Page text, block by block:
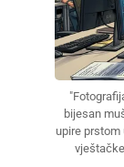
bijesan
upire